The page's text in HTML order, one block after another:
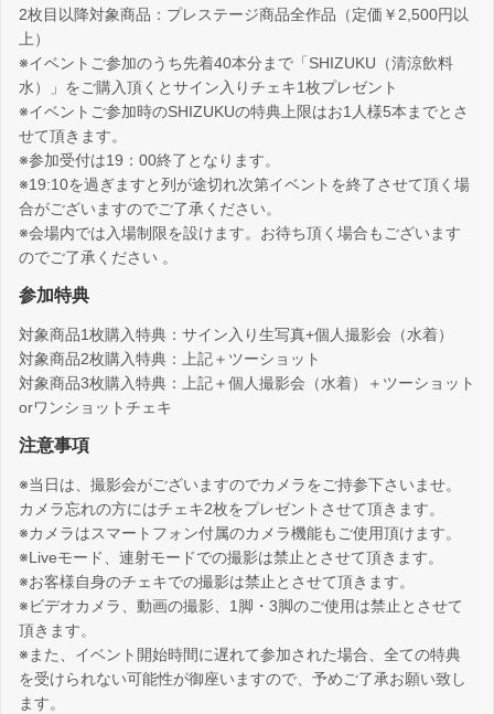
2枚目以降対象商品：プレステージ商品全作品（定価￥2,500円以
上）
※イベントご参加のうち先着40本分まで「SHIZUKU（清涼飲料
水）」をご購入頂くとサイン入りチェキ1枚プレゼント
※イベントご参加時のSHIZUKUの特典上限はお1人様5本までとさ
せて頂きます。
※参加受付は19：00終了となります。
※19:10を過ぎますと列が途切れ次第イベントを終了させて頂く場
合がございますのでご了承ください。
※会場内では入場制限を設けます。お待ち頂く場合もございます
のでご了承ください 。
参加特典
対象商品1枚購入特典：サイン入り生写真+個人撮影会（水着）
対象商品2枚購入特典：上記＋ツーショット
対象商品3枚購入特典：上記＋個人撮影会（水着）＋ツーショット
orワンショットチェキ
注意事項
※当日は、撮影会がございますのでカメラをご持参下さいませ。
カメラ忘れの方にはチェキ2枚をプレゼントさせて頂きます。
※カメラはスマートフォン付属のカメラ機能もご使用頂けます。
※Liveモード、連射モードでの撮影は禁止とさせて頂きます。
※お客様自身のチェキでの撮影は禁止とさせて頂きます。
※ビデオカメラ、動画の撮影、1脚・3脚のご使用は禁止とさせて
頂きます。
※また、イベント開始時間に遅れて参加された場合、全ての特典
を受けられない可能性が御座いますので、予めご了承お願い致し
ます。